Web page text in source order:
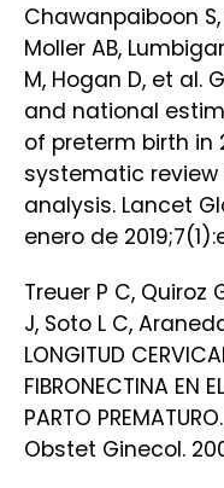
Chawanpaiboon S,
Moller AB,
M, Hogan D, et al.
and national
of preterm birth in
systematic
analysis. Lancet
enero de
Treuer P C, Quiroz
J, Soto L C,
LONGITUD
FIBRONECTINA EN
PARTO
Obstet Ginecol.